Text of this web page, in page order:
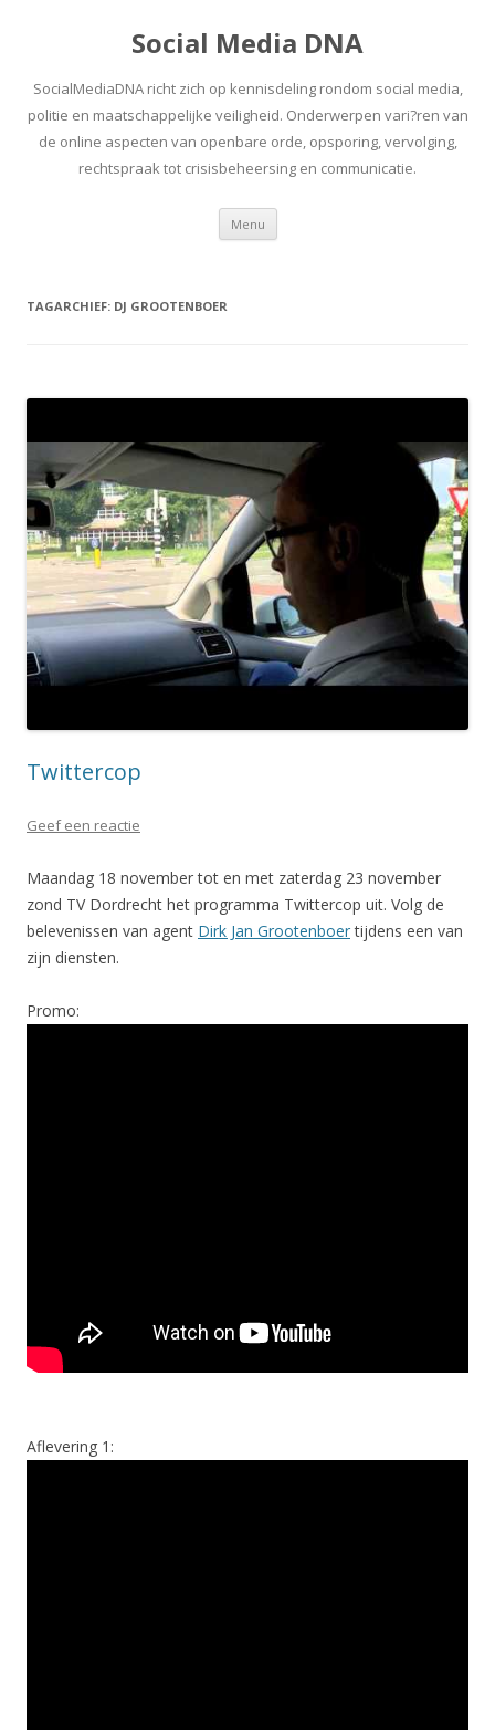
Social Media DNA
SocialMediaDNA richt zich op kennisdeling rondom social media,
politie en maatschappelijke veiligheid. Onderwerpen vari?ren van
de online aspecten van openbare orde, opsporing, vervolging,
rechtspraak tot crisisbeheersing en communicatie.
Menu Spring
inhoud
TAGARCHIEF: DJ GROOTENBOER
Twittercop
Geef een reactie
Maandag 18 november tot en met zaterdag 23 november
zond TV Dordrecht het programma Twittercop uit. Volg de
belevenissen van agent Dirk Jan Grootenboertijdens een van
zijn diensten.
Promo:
Aflevering 1: